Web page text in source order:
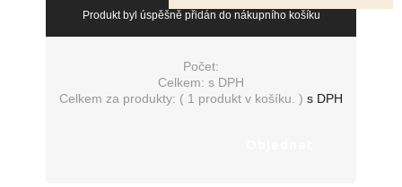
Produkt byl úspěšně přidán do nákupního košíku
Počet:
Celkem: s DPH
Celkem za produkty: ( 1 produkt v košíku. ) s DPH